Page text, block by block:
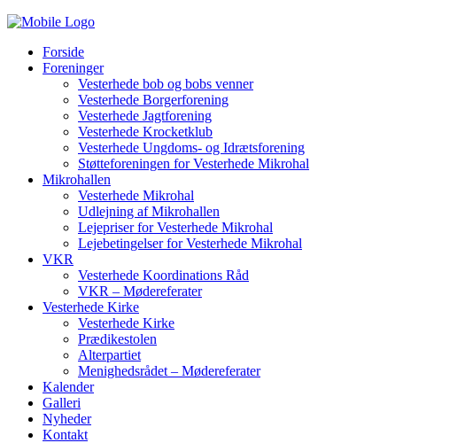
Forside
Foreninger
Vesterhede bob og bobs venner
Vesterhede Borgerforening
Vesterhede Jagtforening
Vesterhede Krocketklub
Vesterhede Ungdoms- og Idrætsforening
Støtteforeningen for Vesterhede Mikrohal
Mikrohallen
Vesterhede Mikrohal
Udlejning af Mikrohallen
Lejepriser for Vesterhede Mikrohal
Lejebetingelser for Vesterhede Mikrohal
VKR
Vesterhede Koordinations Råd
VKR – Mødereferater
Vesterhede Kirke
Vesterhede Kirke
Prædikestolen
Alterpartiet
Menighedsrådet – Mødereferater
Kalender
Galleri
Nyheder
Kontakt